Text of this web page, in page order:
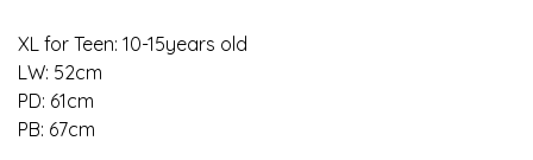
XL for Teen: 10-15years old
LW: 52cm
PD: 61cm
PB: 67cm